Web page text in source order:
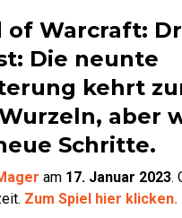
of Warcraft:
Die neunte
kehrt
aber
Schritte.
am 17. Januar 2023.
Zum Spiel hier klicken.